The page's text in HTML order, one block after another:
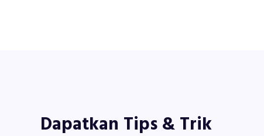
Dapatkan Tips & Trik